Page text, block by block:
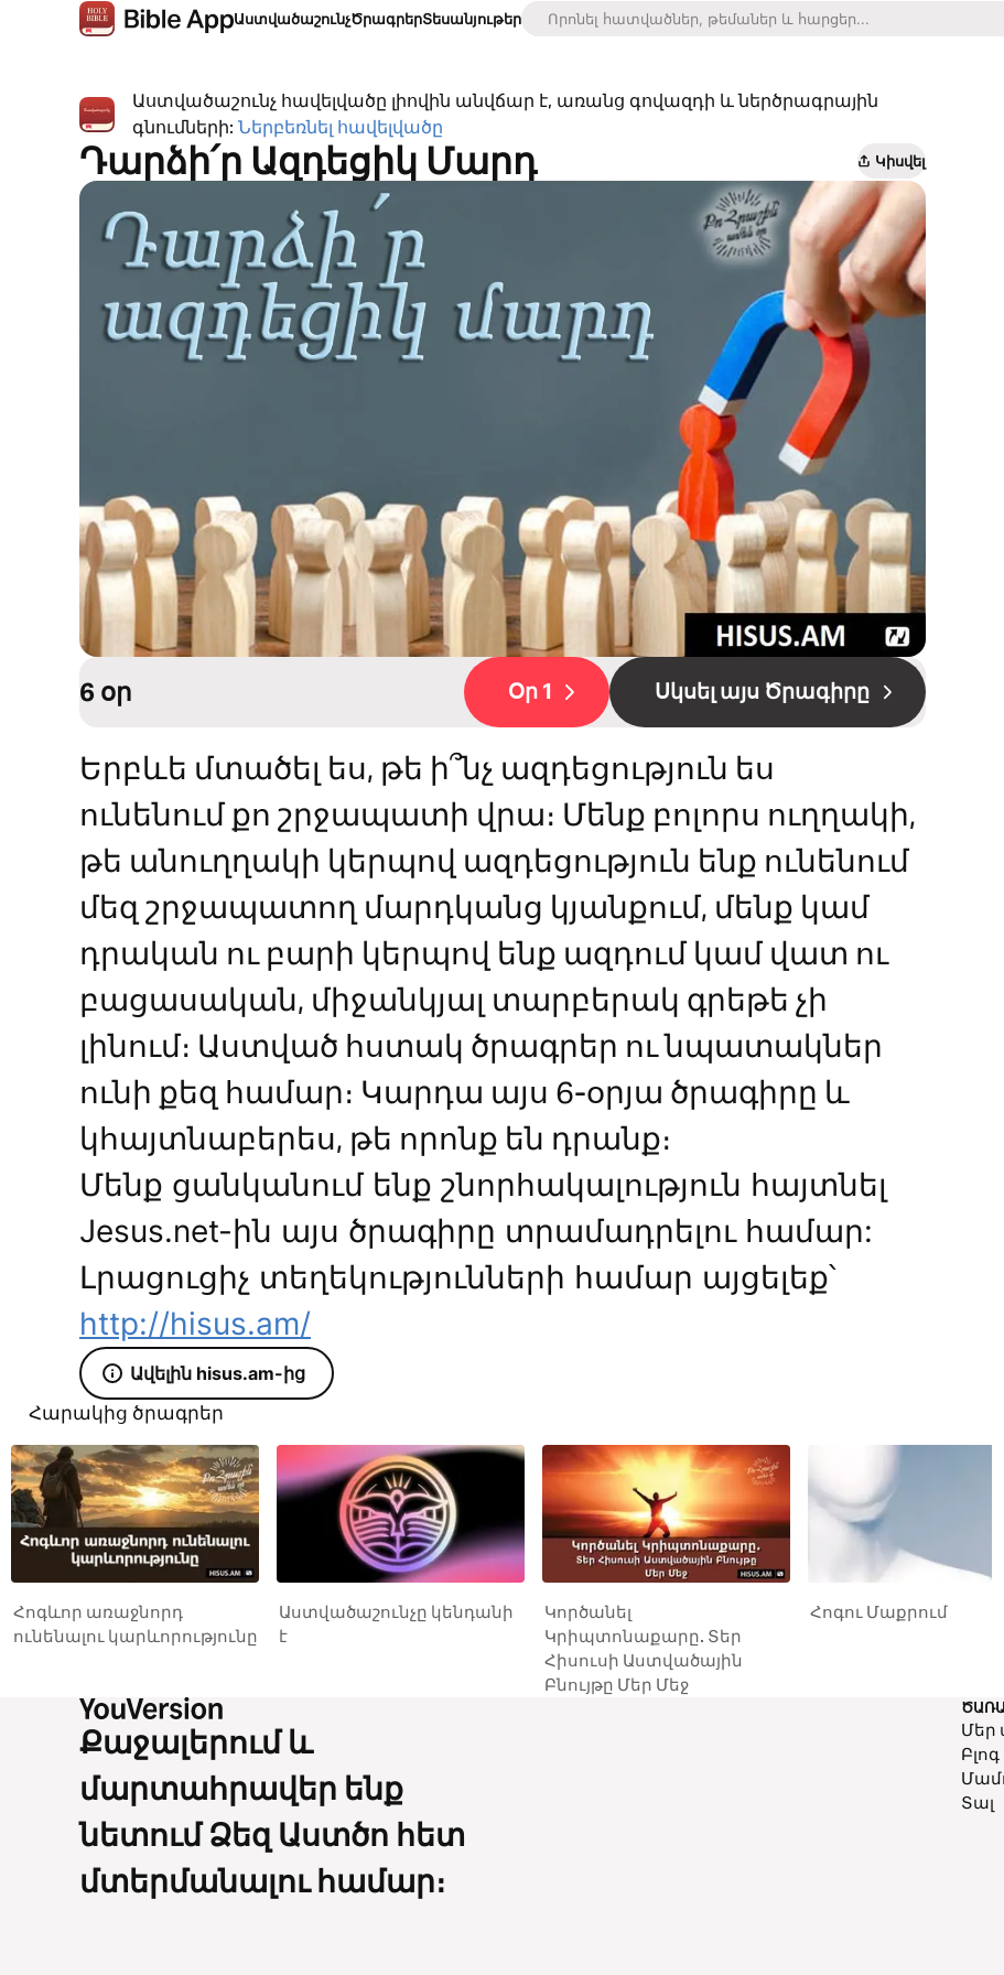
ԱստվածաշունչԾրագրերՏեսանյութեր
Աստվածաշունչ հավելվածը լիովին անվճար է, առանց գովազդի և ներծրագրային
գնումների: Ներբեռնել հավելվածը
Դարձի՛ր Ազդեցիկ Մարդ Կիսվել
6 օր Օր 1 Սկսել այս Ծրագիրը
Երբևե մտածել ես, թե ի՞նչ ազդեցություն ես
ունենում քո շրջապատի վրա։ Մենք բոլորս ուղղակի,
թե անուղղակի կերպով ազդեցություն ենք ունենում
մեզ շրջապատող մարդկանց կյանքում, մենք կամ
դրական ու բարի կերպով ենք ազդում կամ վատ ու
բացասական, միջանկյալ տարբերակ գրեթե չի
լինում։ Աստված հստակ ծրագրեր ու նպատակներ
ունի քեզ համար։ Կարդա այս 6-օրյա ծրագիրը և
կհայտնաբերես, թե որոնք են դրանք։
Մենք ցանկանում ենք շնորհակալություն հայտնել
Jesus.net-ին այս ծրագիրը տրամադրելու համար:
Լրացուցիչ տեղեկությունների համար այցելեք՝
http://hisus.am/
Ավելին hisus.am-ից
Հարակից ծրագրեր
Հոգևոր առաջնորդ
ունենալու կարևորությունը
Աստվածաշունչը կենդանի
է
Կործանել
Կրիպտոնաքարը. Տեր
Հիսուսի Աստվածային
Բնույթը Մեր Մեջ
Հոգու Մաքրում
Քաջալերում և
մարտահրավեր ենք
նետում Ձեզ Աստծո հետ
մտերմանալու համար։
Մեր
Բլոգ
Տալ